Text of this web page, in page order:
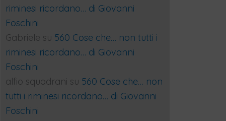
riminesi ricordano… di Giovanni
Foschini
Gabriele su 560 Cose che… non tutti i
riminesi ricordano… di Giovanni
Foschini
alfio squadrani su 560 Cose che… non
tutti i riminesi ricordano… di Giovanni
Foschini